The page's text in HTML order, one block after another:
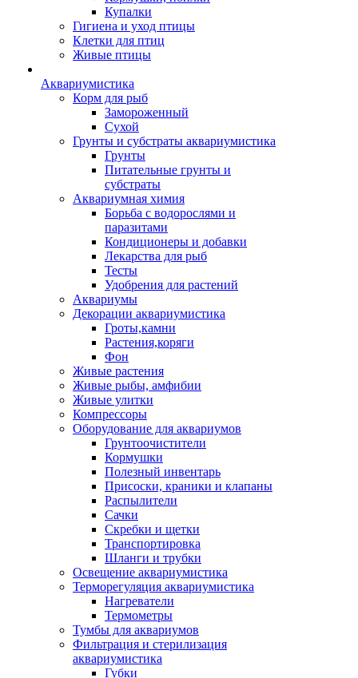
Купалки
Гигиена и уход птицы
Клетки для птиц
Живые птицы
Аквариумистика
Корм для рыб
Замороженный
Сухой
Грунты и субстраты аквариумистика
Грунты
Питательные грунты и
субстраты
Аквариумная химия
Борьба с водорослями и
паразитами
Кондиционеры и добавки
Лекарства для рыб
Тесты
Удобрения для растений
Аквариумы
Декорации аквариумистика
Гроты,камни
Растения,коряги
Фон
Живые растения
Живые рыбы, амфибии
Живые улитки
Компрессоры
Оборудование для аквариумов
Грунтоочистители
Кормушки
Полезный инвентарь
Присоски, краники и клапаны
Распылители
Сачки
Скребки и щетки
Транспортировка
Шланги и трубки
Освещение аквариумистика
Терморегуляция аквариумистика
Нагреватели
Термометры
Тумбы для аквариумов
Фильтрация и стерилизация
аквариумистика
Губки